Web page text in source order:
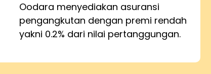
Oodara menyediakan asuransi
pengangkutan dengan premi rendah
yakni 0.2% dari nilai pertanggungan.